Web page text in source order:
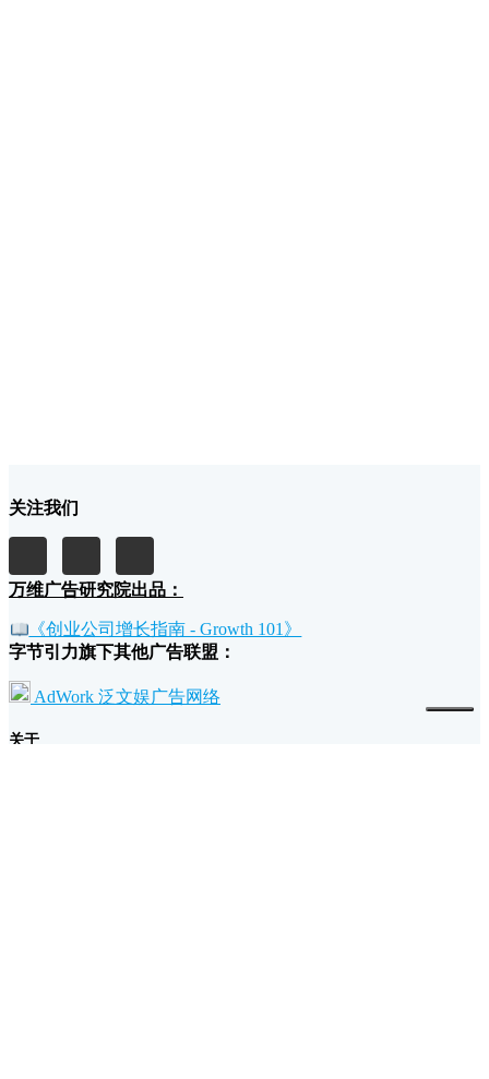
关注我们
万维广告研究院出品：
《创业公司增长指南 - Growth 101》
字节引力旗下其他广告联盟：
AdWork 泛文娱广告网络
关于